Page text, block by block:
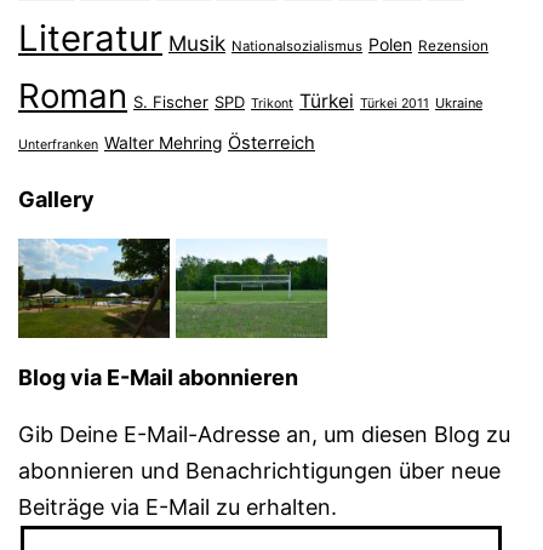
Literatur Musik Nationalsozialismus Polen Rezension
Roman S. Fischer SPD Trikont Türkei Türkei 2011 Ukraine
Unterfranken Walter Mehring Österreich
Gallery
Blog via E-Mail abonnieren
Gib Deine E-Mail-Adresse an, um diesen Blog zu
abonnieren und Benachrichtigungen über neue
Beiträge via E-Mail zu erhalten.